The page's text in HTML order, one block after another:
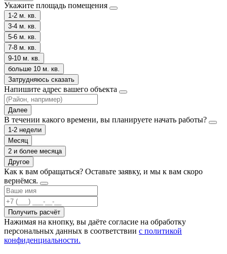
Укажите площадь помещения
1-2 м. кв.
3-4 м. кв.
5-6 м. кв.
7-8 м. кв.
9-10 м. кв.
больше 10 м. кв.
Затрудняюсь сказать
Напишите адрес вашего объекта
Далее
В течении какого времени, вы планируете начать работы?
1-2 недели
Месяц
2 и более месяца
Другое
Как к вам обращаться? Оставьте заявку, и мы к вам скоро
вернёмся.
Получить расчёт
Нажимая на кнопку, вы даёте согласие на обработку
персональных данных в соответствии с политикой
конфиденциальности.